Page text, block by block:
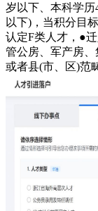
岁以下、本科学历
以下)，当积分目
认定F类人才，●
管公房、军产房
或者县(市、区)范